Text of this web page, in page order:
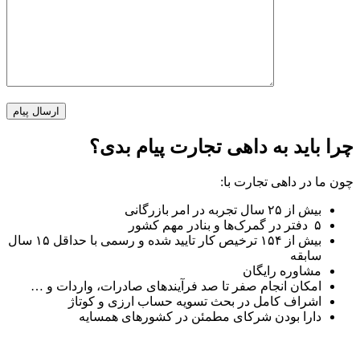
چرا باید به داهی تجارت پیام بدی؟
چون ما در داهی تجارت با:
بیش از ۲۵ سال تجربه در امر بازرگانی
۵ دفتر در گمرک‌ها و بنادر مهم کشور
بیش از ۱۵۴ ترخیص کار تایید شده و رسمی با حداقل ۱۵ سال
سابقه
مشاوره رایگان
امکان انجام صفر تا صد فرآیند‌های صادرات، واردات و …
اشراف کامل در بحث تسویه حساب ارزی و کوتاژ
دارا بودن شرکای مطمئن در کشور‌های همسایه